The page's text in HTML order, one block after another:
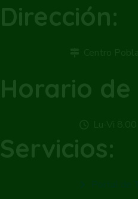
Dirección:
Horario de
Servicios: